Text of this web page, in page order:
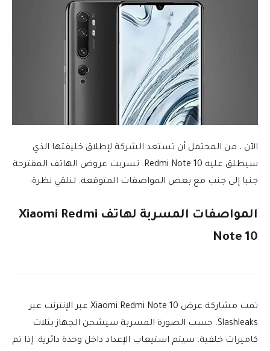
الآن ، من المحتمل أن تستعد الشركة لإطلاق خليفتها الذي
سيطلق عليه Redmi Note 10. تسربت عروض الهاتف المقترحة
جنبا إلى جنب مع بعض المواصفات المتوقعة. لنلقي نظرة:
المواصفات المسربة لهاتف Xiaomi Redmi
Note 10
تمت مشاركة عرض Xiaomi Redmi Note 10 عبر الإنترنت عبر
Slashleaks. حسب الصورة المسربة سيشحن الجهاز بثلاث
كاميرات خلفية. سيتم استيعاب الإعداد داخل وحدة دائرية. إذا تم